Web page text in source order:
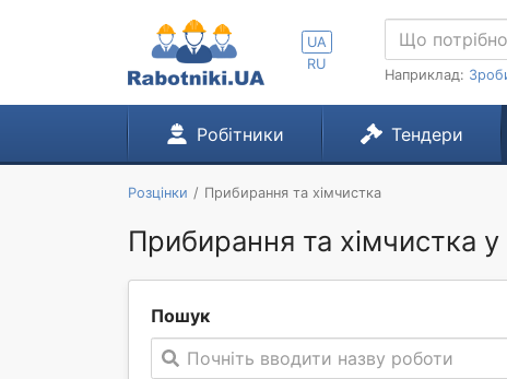
UA
RU
Наприклад:
Робітники Тендери
Розцінки Прибирання та хімчистка
Прибирання та хімчистка
Пошук
Почніть вводити назву роботи